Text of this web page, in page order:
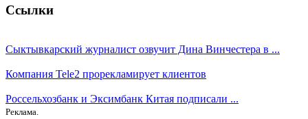
Ссылки
Сыктывкарский журналист озвучит Дина Винчестера в ...
Компания Tele2 прорекламирует клиентов
Россельхозбанк и Эксимбанк Китая подписали ...
Реклама.